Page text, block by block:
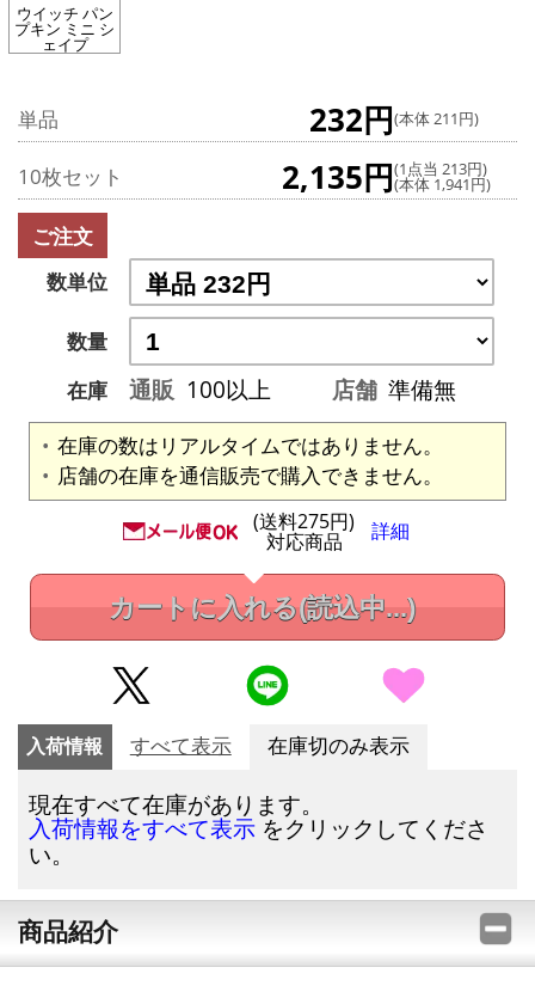
ウイッチ パン
プキン ミニ シ
ェイプ
単品 232円(本体 211円)
10枚セット 2,135円(1点当 213円)
(本体 1,941円)
ご注文
数単位
数量
在庫
通販 100以上 店舗 準備無
在庫の数はリアルタイムではありません。
店舗の在庫を通信販売で購入できません。
(送料275円)
対応商品 詳細
カートに入れる(読込中...)
入荷情報 すべて表示 在庫切のみ表示
現在すべて在庫があります。
入荷情報をすべて表示 をクリックしてくださ
い。
商品紹介